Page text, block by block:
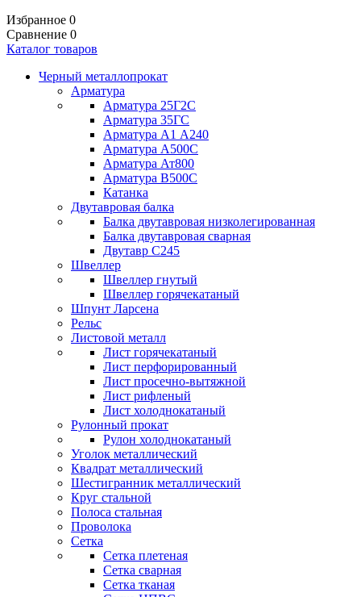
Избранное 0
Сравнение 0
Каталог товаров
Черный металлопрокат
Арматура
Арматура 25Г2С
Арматура 35ГС
Арматура А1 А240
Арматура А500С
Арматура Ат800
Арматура В500С
Катанка
Двутавровая балка
Балка двутавровая низколегированная
Балка двутавровая сварная
Двутавр С245
Швеллер
Швеллер гнутый
Швеллер горячекатаный
Шпунт Ларсена
Рельс
Листовой металл
Лист горячекатаный
Лист перфорированный
Лист просечно-вытяжной
Лист рифленый
Лист холоднокатаный
Рулонный прокат
Рулон холоднокатаный
Уголок металлический
Квадрат металлический
Шестигранник металлический
Круг стальной
Полоса стальная
Проволока
Сетка
Сетка плетеная
Сетка сварная
Сетка тканая